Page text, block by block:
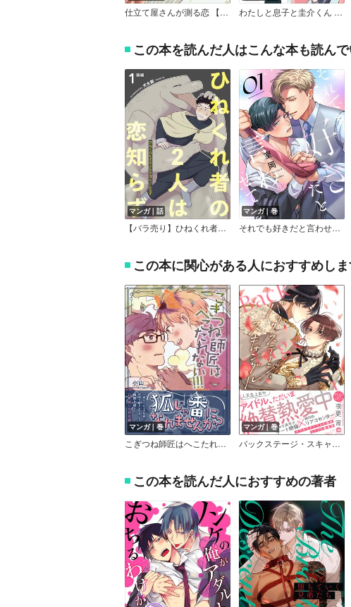
仕立て屋さんが測る恋 【電子限定おまけ付き】 わたしと息子と圭介くん 周囲のひとびと
この本を読んだ人はこんな本も読ん
マンガ｜話
【バラ売り】ひねくれ者の2人は恋知らず【雑誌掲載版】
マンガ｜巻
それでも好きだと言わせてよ
この本に関心がある人におすすめし
マンガ｜巻
こぎつね師匠はへこたれない！！！ 【電子限定かきおろし漫画付】
マンガ｜巻
バックステージ・スキャンダル 【電子限定かきおろし漫画付】
この本を読んだ人におすすめの著者